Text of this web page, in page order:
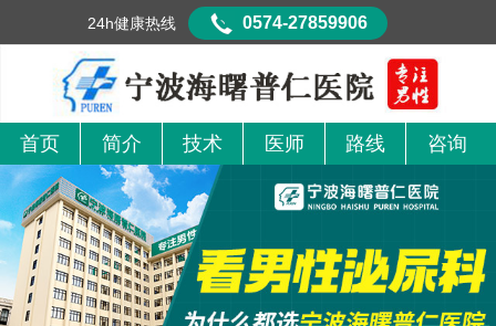
首页 简介 技术 医师 路线 咨询
24h健康热线 0574-27859906